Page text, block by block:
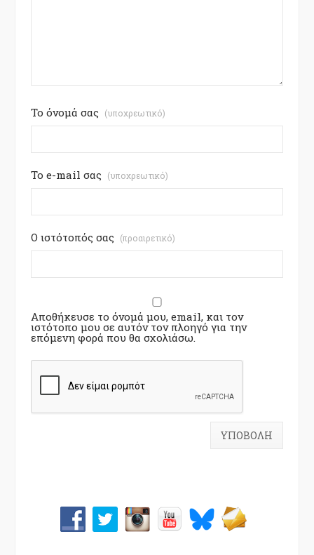
Το όνομά σας (υποχρεωτικό)
Το e-mail σας (υποχρεωτικό)
Ο ιστότοπός σας (προαιρετικό)
Αποθήκευσε το όνομά μου, email, και τον
ιστότοπο μου σε αυτόν τον πλοηγό για την
επόμενη φορά που θα σχολιάσω.